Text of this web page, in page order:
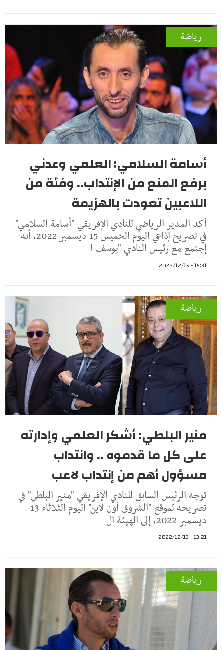
رياضة
أسامة السلامي: العلمي وعدني
برفع المنع من الإنتداب.. وفئة من
اللاعبين تعودت بالهزيمة
أكد المدير الرياضي للنادي الإفريقي "أسامة السلامي"
في تصريح إذاعي اليوم الخميس 15 ديسمبر 2022، أنه
إجتمع مع رئيس النادي "يوسف ا
15:31 - 2022/12/15
رياضة
منير البلطي: أشكر العلمي وإدارته
على كل ما قدموه .. وانتداب
مسؤول أهم من إنتداب لاعب
توجه الرئيس السابق للنادي الإفريقي "منير البلطي" في
تصريحه لموقع "الشروق أون لاين" اليوم الثلاثاء 13
ديسمبر 2022، إلى الهيئة ال
13:21 - 2022/12/13
رياضة